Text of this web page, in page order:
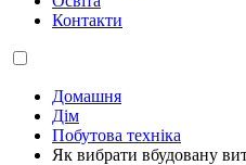
Контакти
Домашня
Дім
Побутова техніка
Як вибрати вбудовану